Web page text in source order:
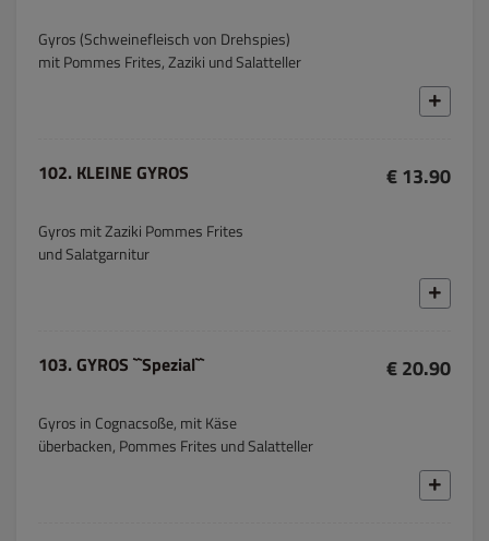
Gyros (Schweinefleisch von Drehspies)
mit Pommes Frites, Zaziki und Salatteller
102. KLEINE GYROS € 13.90
Gyros mit Zaziki Pommes Frites
und Salatgarnitur
103. GYROS ``Spezial`` € 20.90
Gyros in Cognacsoße, mit Käse
überbacken, Pommes Frites und Salatteller